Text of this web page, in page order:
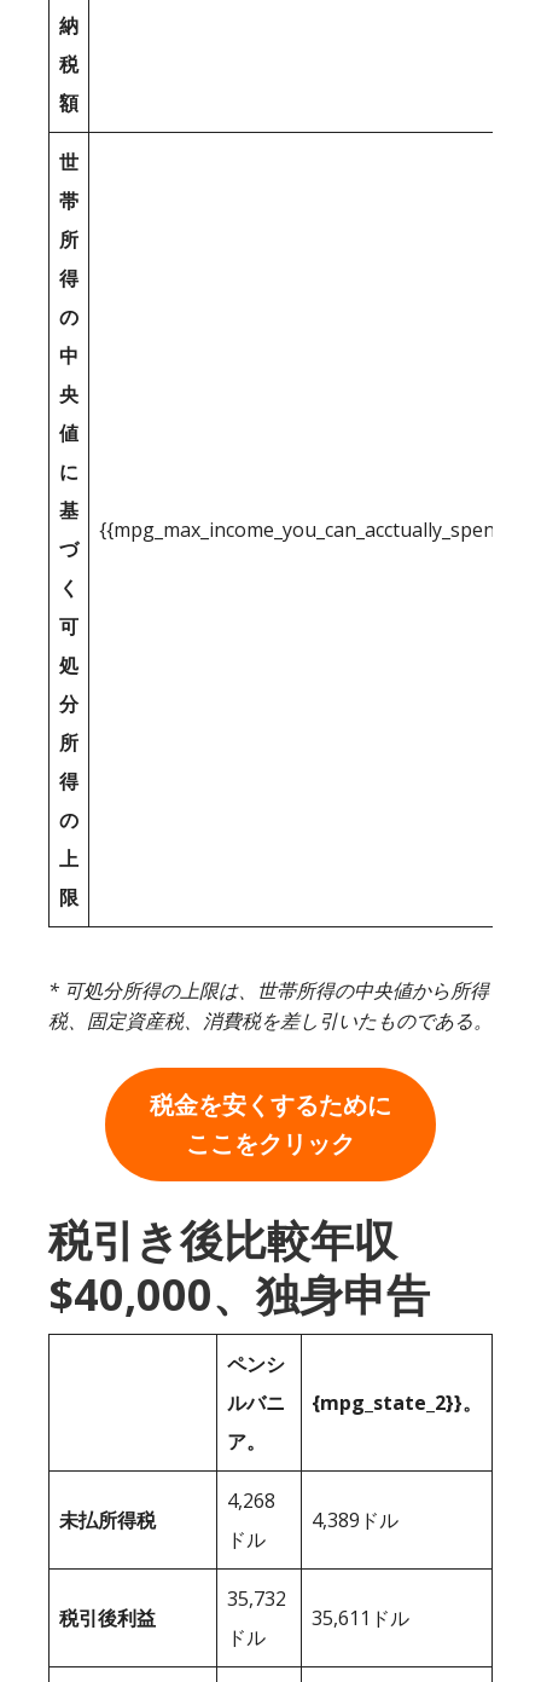
納
税
額
世
帯
所
得
の
中
央
値
に
基
づ
く
可
処
分
所
得
の
上
限
* 可処分所得の上限は、世帯所得の中央値から所得
税、固定資産税、消費税を差し引いたものである。
税金を安くするために
ここをクリック
税引き後比較年収
$40,000、独身申告
ペンシ
ルバニ
ア。
{mpg_state_2}}。
未払所得税
4,268
ドル
4,389ドル
税引後利益
35,732
ドル
35,611ドル